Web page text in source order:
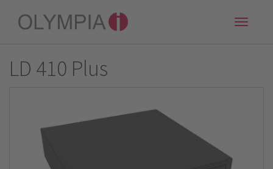
Toggle
LD 410 Plus